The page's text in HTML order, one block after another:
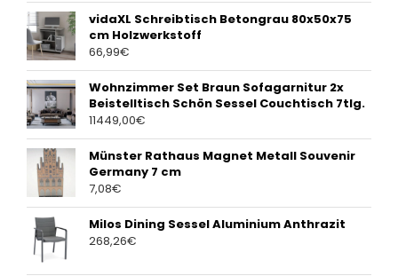
vidaXL Schreibtisch Betongrau 80x50x75
cm Holzwerkstoff
66,99€
Wohnzimmer Set Braun Sofagarnitur 2x
Beistelltisch Schön Sessel Couchtisch 7tlg.
11449,00€
Münster Rathaus Magnet Metall Souvenir
Germany 7 cm
7,08€
Milos Dining Sessel Aluminium Anthrazit
268,26€